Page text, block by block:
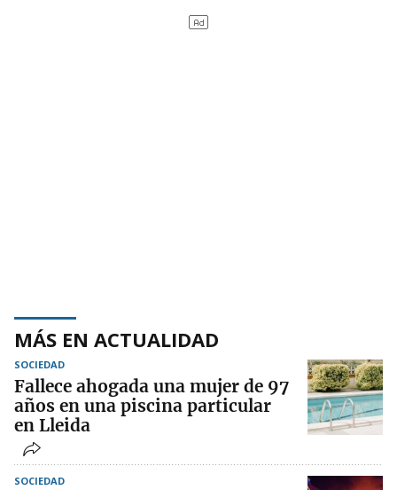
MÁS EN ACTUALIDAD
SOCIEDAD
Fallece ahogada una mujer de 97
años en una piscina particular
en Lleida
SOCIEDAD